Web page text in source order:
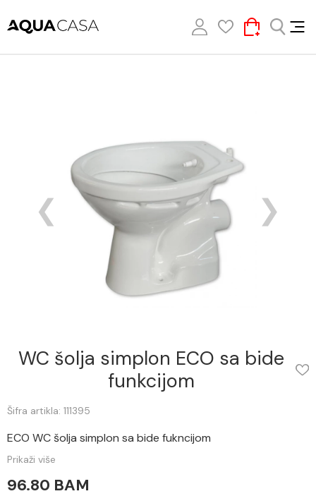
WC šolja simplon ECO sa bide
funkcijom
Šifra artikla: 111395
ECO WC šolja simplon sa bide fukncijom
Prikaži više
96.80 BAM